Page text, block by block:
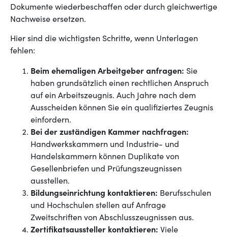
Dokumente wiederbeschaffen oder durch gleichwertige
Nachweise ersetzen.
Hier sind die wichtigsten Schritte, wenn Unterlagen
fehlen:
Beim ehemaligen Arbeitgeber anfragen: Sie
haben grundsätzlich einen rechtlichen Anspruch
auf ein Arbeitszeugnis. Auch Jahre nach dem
Ausscheiden können Sie ein qualifiziertes Zeugnis
einfordern.
Bei der zuständigen Kammer nachfragen:
Handwerkskammern und Industrie- und
Handelskammern können Duplikate von
Gesellenbriefen und Prüfungszeugnissen
ausstellen.
Bildungseinrichtung kontaktieren: Berufsschulen
und Hochschulen stellen auf Anfrage
Zweitschriften von Abschlusszeugnissen aus.
Zertifikatsaussteller kontaktieren: Viele